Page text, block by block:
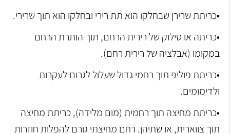
•כריתת שרירן שבחלקו הוא תת רירי ובחלקו הוא תוך שרירי.
•כריתה או סילוק של רירית הרחם, תוך הותרת הרחם
במקומו (אבלציה של רירית רחם).
•כריתת פוליפ תוך רחמי גדול שעלול לגרום לעקרות
ולדימומים.
•כריתת מחיצה תוך רחמית (מום מלידה), כריתת מחיצה
תוך צווארית, או שתיהן. רחם מחיצתי גורם להפלות חוזרות